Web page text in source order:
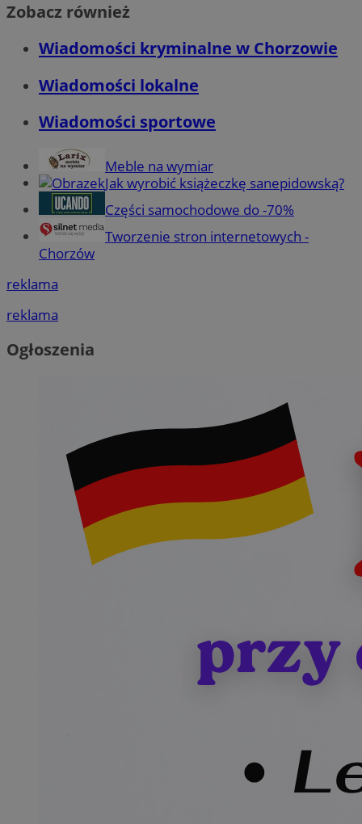
Zobacz również
Wiadomości kryminalne w Chorzowie
Wiadomości lokalne
Wiadomości sportowe
Meble na wymiar
Jak wyrobić książeczkę sanepidowską?
Części samochodowe do -70%
Tworzenie stron internetowych -
Chorzów
reklama
reklama
Ogłoszenia